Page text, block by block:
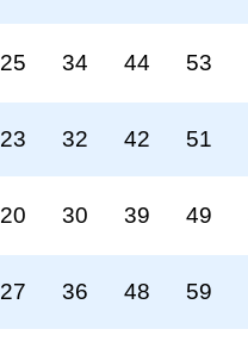
25 34 44 53
23 32 42 51
20 30 39 49
27 36 48 59